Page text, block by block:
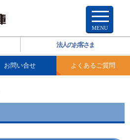
法人のお客さま
お問い合せ よくあるご質問